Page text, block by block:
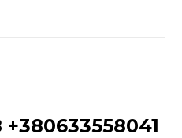
+380633558041